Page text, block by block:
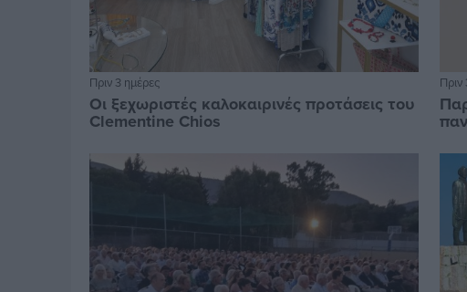
Πριν 3 ημέρες
Οι ξεχωριστές καλοκαιρινές προτάσεις του
Clementine Chios
Πριν